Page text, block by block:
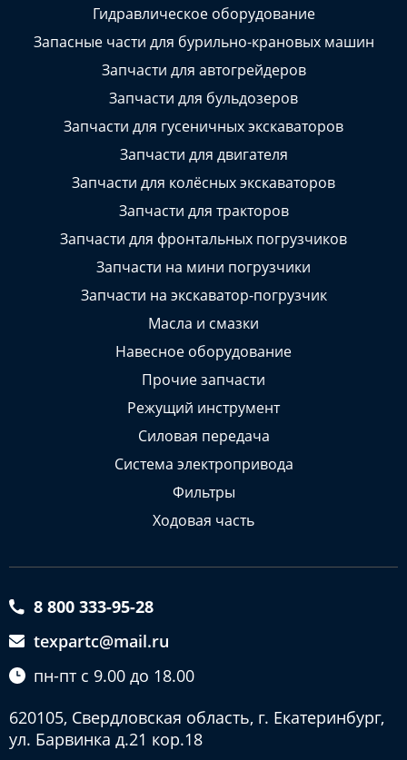
Гидравлическое оборудование
Запасные части для бурильно-крановых машин
Запчасти для автогрейдеров
Запчасти для бульдозеров
Запчасти для гусеничных экскаваторов
Запчасти для двигателя
Запчасти для колёсных экскаваторов
Запчасти для тракторов
Запчасти для фронтальных погрузчиков
Запчасти на мини погрузчики
Запчасти на экскаватор-погрузчик
Масла и смазки
Навесное оборудование
Прочие запчасти
Режущий инструмент
Силовая передача
Система электропривода
Фильтры
Ходовая часть
8 800 333-95-28
texpartc@mail.ru
пн-пт с 9.00 до 18.00
620105, Свердловская область, г. Екатеринбург,
ул. Барвинка д.21 кор.18